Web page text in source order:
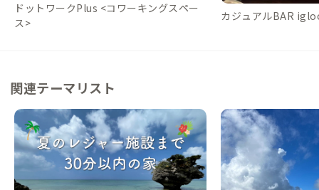
ドットワークPlus <コワーキングスペー
ス>
カジュアルBAR
関連テーマリスト